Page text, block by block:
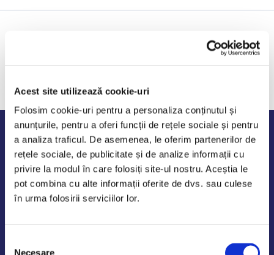
Acest site utilizează cookie-uri
Folosim cookie-uri pentru a personaliza conținutul și
anunțurile, pentru a oferi funcții de rețele sociale și pentru
a analiza traficul. De asemenea, le oferim partenerilor de
rețele sociale, de publicitate și de analize informații cu
privire la modul în care folosiți site-ul nostru. Aceștia le
pot combina cu alte informații oferite de dvs. sau culese
în urma folosirii serviciilor lor.
Necesare
Program de lucru
Luni - Vineri: 09:00-18:00
Sambata - Duminica: 10:00-14:00